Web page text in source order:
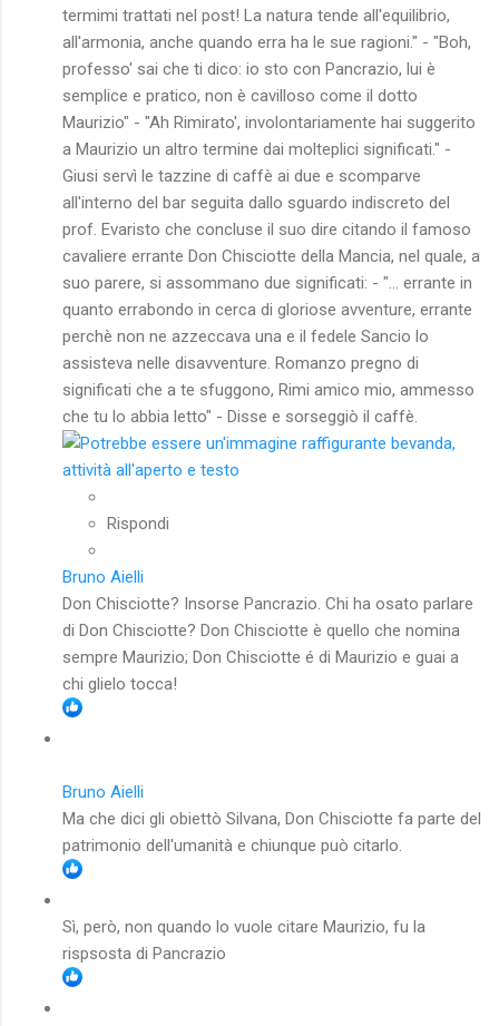
termimi trattati nel post! La natura tende all'equilibrio,
all'armonia, anche quando erra ha le sue ragioni." - "Boh,
professo' sai che ti dico: io sto con Pancrazio, lui è
semplice e pratico, non è cavilloso come il dotto
Maurizio" - "Ah Rimirato', involontariamente hai suggerito
a Maurizio un altro termine dai molteplici significati." -
Giusi servì le tazzine di caffè ai due e scomparve
all'interno del bar seguita dallo sguardo indiscreto del
prof. Evaristo che concluse il suo dire citando il famoso
cavaliere errante Don Chisciotte della Mancia, nel quale, a
suo parere, si assommano due significati: - "... errante in
quanto errabondo in cerca di gloriose avventure, errante
perchè non ne azzeccava una e il fedele Sancio lo
assisteva nelle disavventure. Romanzo pregno di
significati che a te sfuggono, Rimi amico mio, ammesso
che tu lo abbia letto" - Disse e sorseggiò il caffè.
Rispondi
Bruno Aielli
Don Chisciotte? Insorse Pancrazio. Chi ha osato parlare
di Don Chisciotte? Don Chisciotte è quello che nomina
sempre Maurizio; Don Chisciotte é di Maurizio e guai a
chi glielo tocca!
Bruno Aielli
Ma che dici gli obiettò Silvana, Don Chisciotte fa parte del
patrimonio dell'umanità e chiunque può citarlo.
Sì, però, non quando lo vuole citare Maurizio, fu la
rispsosta di Pancrazio